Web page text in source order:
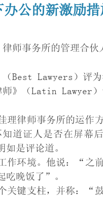
公的新激励措
师事务所的管理合
（Best Lawyers）评
师》（Latin Lawyer
理律师事务所的运作
道证人是否在屏幕
是评论道。
作环境。他说：“
吃晚饭了”。
关键支柱，并称：“